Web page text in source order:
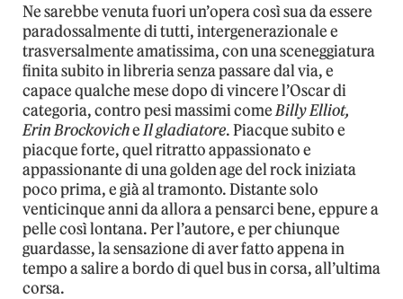
Ne sarebbe venuta fuori un’opera così sua da essere
paradossalmente di tutti, intergenerazionale e
trasversalmente amatissima, con una sceneggiatura
finita subito in libreria senza passare dal via, e
capace qualche mese dopo di vincere l’Oscar di
categoria, contro pesi massimi comeBilly Elliot,
Erin BrockovicheIl gladiatore. Piacque subito e
piacque forte, quel ritratto appassionato e
appassionante di una golden age del rock iniziata
poco prima, e già al tramonto. Distante solo
venticinque anni da allora a pensarci bene, eppure a
pelle così lontana. Per l’autore, e per chiunque
guardasse, la sensazione di aver fatto appena in
tempo a salire a bordo di quel bus in corsa, all’ultima
corsa.